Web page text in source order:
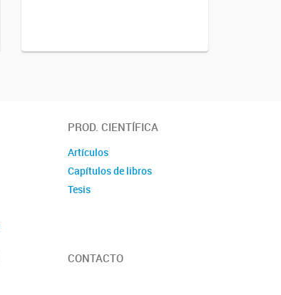
PROD. CIENTÍFICA
Artículos
Capítulos de libros
Tesis
CONTACTO